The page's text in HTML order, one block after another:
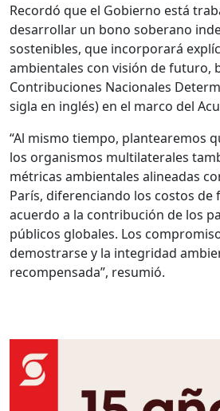
Recordó que el Gobierno está
desarrollar un bono soberano
sostenibles, que incorporará
ambientales con visión de futuro,
Contribuciones Nacionales
sigla en inglés) en el marco del
“Al mismo tiempo, plantearemos
los organismos multilaterales
métricas ambientales alineadas
París, diferenciando los costos de
acuerdo a la contribución de los
públicos globales. Los
demostrarse y la integridad
recompensada”, resumió.